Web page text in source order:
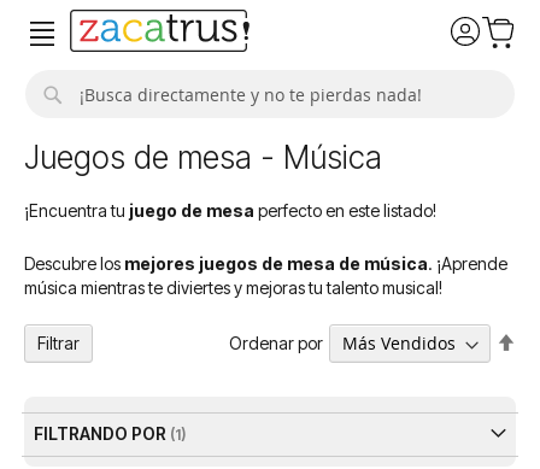
Juegos de mesa - Música
¡Encuentra tu juego de mesa perfecto en este listado!
Descubre los mejores juegos de mesa de música. ¡Aprende
música mientras te diviertes y mejoras tu talento musical!
Ordenar por
Filtrar
FILTRANDO POR